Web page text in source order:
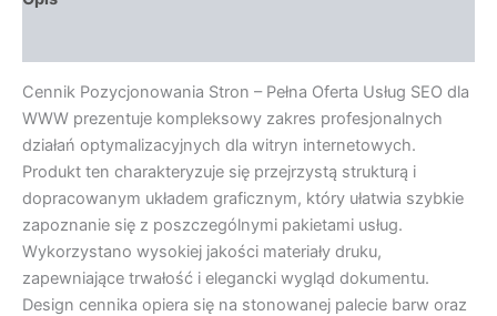
Cennik Pozycjonowania Stron – Pełna Oferta Usług SEO dla
WWW prezentuje kompleksowy zakres profesjonalnych
działań optymalizacyjnych dla witryn internetowych.
Produkt ten charakteryzuje się przejrzystą strukturą i
dopracowanym układem graficznym, który ułatwia szybkie
zapoznanie się z poszczególnymi pakietami usług.
Wykorzystano wysokiej jakości materiały druku,
zapewniające trwałość i elegancki wygląd dokumentu.
Design cennika opiera się na stonowanej palecie barw oraz